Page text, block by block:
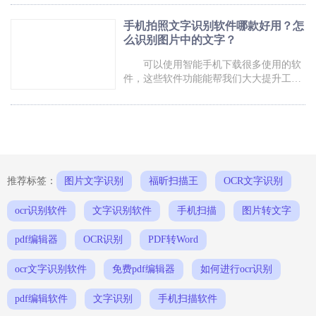
识别文字福昕PDF全能王产品可以
叹不已！想象一下，你只需用手机轻轻一
拍，就可以将图中的文字转化为可编辑的
文本，简直就像魔法一般。无论是拍下的
菜谱、公告还是书籍上的文字，都能轻松
转化为电子文件。这一创新的手机拍照文
字识别技术，不仅大大提高了我们的工作
我们一起探索这个神奇的世界吧！手机拍
手机拍照文字识别软件哪款好用？怎
么识别图片中的文字？
可以使用智能手机下载很多使用的软
件，这些软件功能能帮我们大大提升工作
照扫描。福昕扫描王就为大家介绍，手机
拍照、上传
推荐标签： 图片文字识别 福昕扫描王 OCR文字识别
ocr识别软件 文字识别软件 手机扫描 图片转文字
pdf编辑器 OCR识别 PDF转Word
ocr文字识别软件 免费pdf编辑器 如何进行ocr识别
pdf编辑软件 文字识别 手机扫描软件